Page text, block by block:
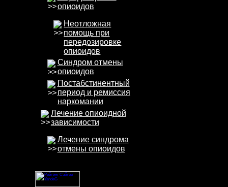
опиоидов
Неотложная
помощь при
передозировке
опиоидов
Синдром отмены
опиоидов
Постабстинентный
период и ремиссия
наркомании
Лечение опиоидной
зависимости
Лечение синдрома
отмены опиоидов